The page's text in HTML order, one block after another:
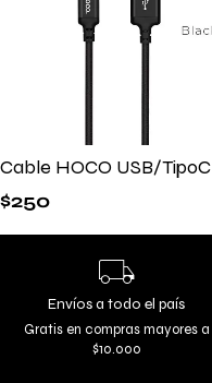
Cable HOCO USB/TipoC
$250
Envíos a todo el país
Gratis en compras mayores a
$10.000